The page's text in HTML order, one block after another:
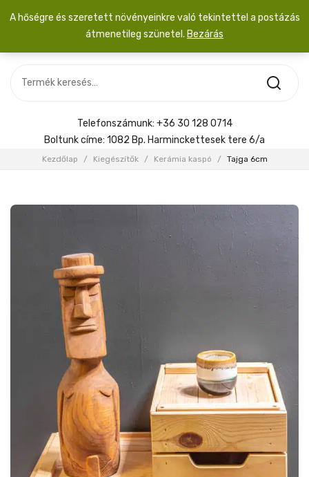
SZOBANÖVÉNY
KIEGÉSZÍTŐK
Menyasszonyi csokor
Telefonszámunk: +36 30 128 0714
Boltunk címe: 1082 Bp. Harminckettesek tere 6/a
Kezdőlap / Kiegészítők / Kerámia kaspó / Tajga 6cm
A hőségre és szeretett növényeinkre való tekintettel a postázás
átmenetileg szünetel. Bezárás